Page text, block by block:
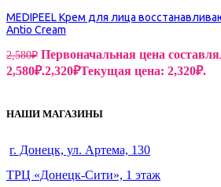
MEDIPEEL Крем для лица
Antio Cream
2,580₽ Первоначальная цена
2,580₽.2,320₽Текущая цена: 2,320₽.
НАШИ МАГАЗИНЫ
г. Донецк, ул. Артема, 130
ТРЦ «Донецк-Сити», 1 этаж